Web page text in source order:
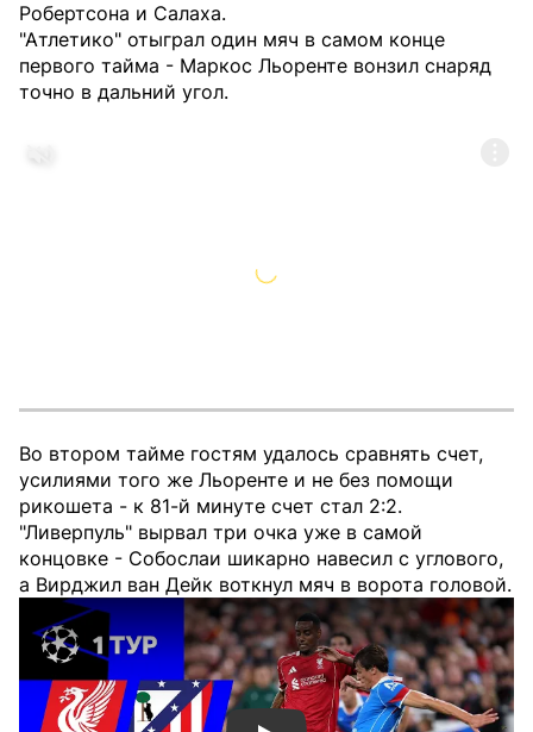
Робертсона и Салаха.
"Атлетико" отыграл один мяч в самом конце
первого тайма - Маркос Льоренте вонзил снаряд
точно в дальний угол.
Во втором тайме гостям удалось сравнять счет,
усилиями того же Льоренте и не без помощи
рикошета - к 81-й минуте счет стал 2:2.
"Ливерпуль" вырвал три очка уже в самой
концовке - Собослаи шикарно навесил с углового,
а Вирджил ван Дейк воткнул мяч в ворота головой.